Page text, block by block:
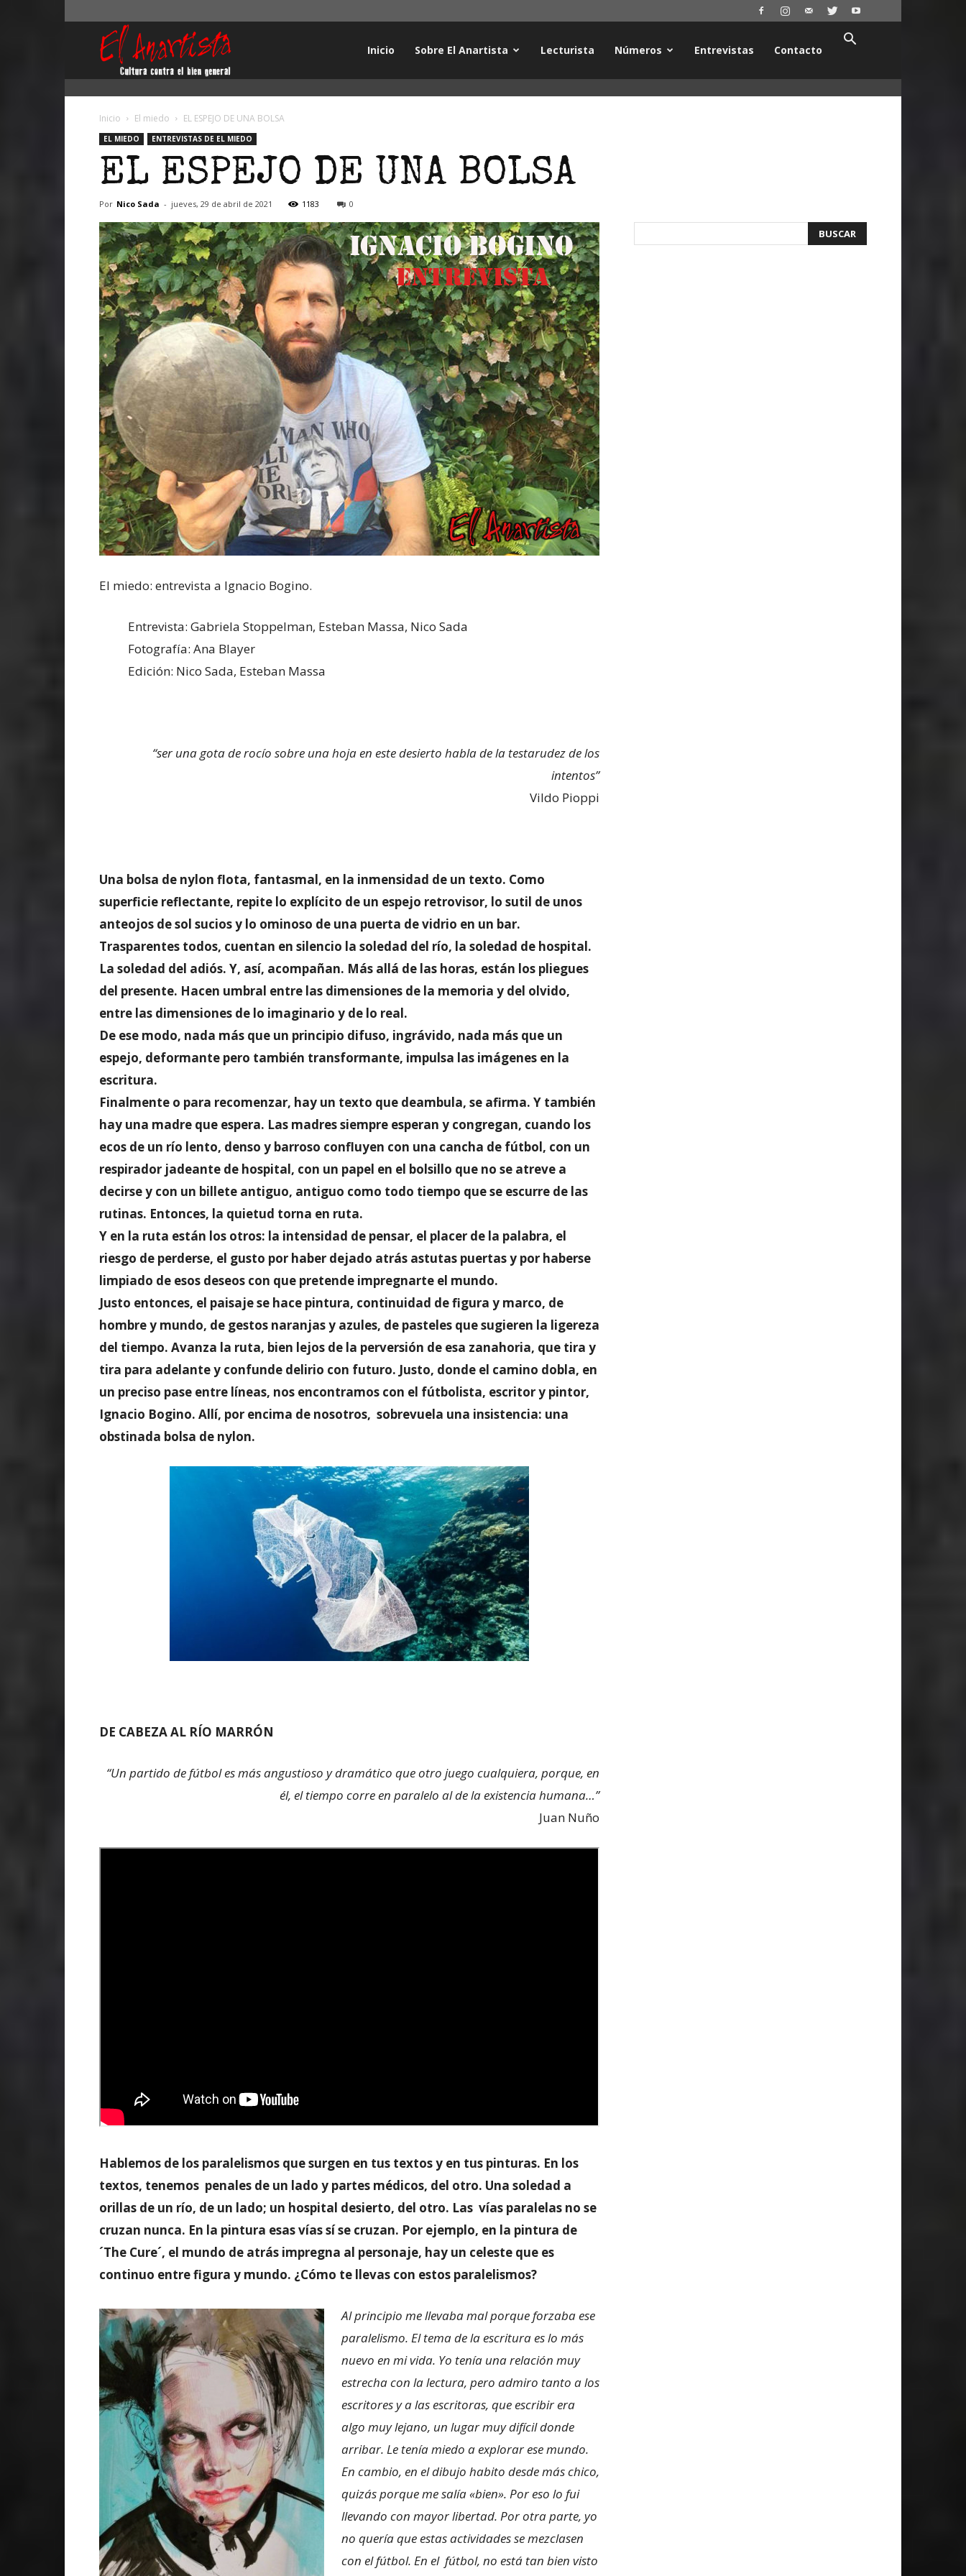
Inicio Sobre El Anartista Lecturista Números Entrevistas Contacto
Inicio El miedo EL ESPEJO DE UNA BOLSA
EL MIEDO ENTREVISTAS DE EL MIEDO
EL ESPEJO DE UNA BOLSA
Por Nico Sada - jueves, 29 de abril de 2021 1183 0
El miedo: entrevista a Ignacio Bogino.
Entrevista: Gabriela Stoppelman, Esteban Massa, Nico Sada
Fotografía: Ana Blayer
Edición: Nico Sada, Esteban Massa
“ser una gota de rocío sobre una hoja en este desierto habla de la testarudez de los
intentos”
Vildo Pioppi
Una bolsa de nylon flota, fantasmal, en la inmensidad de un texto. Como
superficie reflectante, repite lo explícito de un espejo retrovisor, lo sutil de unos
anteojos de sol sucios y lo ominoso de una puerta de vidrio en un bar.
Trasparentes todos, cuentan en silencio la soledad del río, la soledad de hospital.
La soledad del adiós. Y, así, acompañan. Más allá de las horas, están los pliegues
del presente. Hacen umbral entre las dimensiones de la memoria y del olvido,
entre las dimensiones de lo imaginario y de lo real.
De ese modo, nada más que un principio difuso, ingrávido, nada más que un
espejo, deformante pero también transformante, impulsa las imágenes en la
escritura.
Finalmente o para recomenzar, hay un texto que deambula, se afirma. Y también
hay una madre que espera. Las madres siempre esperan y congregan, cuando los
ecos de un río lento, denso y barroso confluyen con una cancha de fútbol, con un
respirador jadeante de hospital, con un papel en el bolsillo que no se atreve a
decirse y con un billete antiguo, antiguo como todo tiempo que se escurre de las
rutinas. Entonces, la quietud torna en ruta.
Y en la ruta están los otros: la intensidad de pensar, el placer de la palabra, el
riesgo de perderse, el gusto por haber dejado atrás astutas puertas y por haberse
limpiado de esos deseos con que pretende impregnarte el mundo.
Justo entonces, el paisaje se hace pintura, continuidad de figura y marco, de
hombre y mundo, de gestos naranjas y azules, de pasteles que sugieren la ligereza
del tiempo. Avanza la ruta, bien lejos de la perversión de esa zanahoria, que tira y
tira para adelante y confunde delirio con futuro. Justo, donde el camino dobla, en
un preciso pase entre líneas, nos encontramos con el fútbolista, escritor y pintor,
Ignacio Bogino. Allí, por encima de nosotros, sobrevuela una insistencia: una
obstinada bolsa de nylon.
DE CABEZA AL RÍO MARRÓN
“Un partido de fútbol es más angustioso y dramático que otro juego cualquiera, porque, en
él, el tiempo corre en paralelo al de la existencia humana…”
Juan Nuño
Hablemos de los paralelismos que surgen en tus textos y en tus pinturas. En los
textos, tenemos penales de un lado y partes médicos, del otro. Una soledad a
orillas de un río, de un lado; un hospital desierto, del otro. Las vías paralelas no se
cruzan nunca. En la pintura esas vías sí se cruzan. Por ejemplo, en la pintura de
´The Cure´, el mundo de atrás impregna al personaje, hay un celeste que es
continuo entre figura y mundo. ¿Cómo te llevas con estos paralelismos?
Al principio me llevaba mal porque forzaba ese
paralelismo. El tema de la escritura es lo más
nuevo en mi vida. Yo tenía una relación muy
estrecha con la lectura, pero admiro tanto a los
escritores y a las escritoras, que escribir era
algo muy lejano, un lugar muy difícil donde
arribar. Le tenía miedo a explorar ese mundo.
En cambio, en el dibujo habito desde más chico,
quizás porque me salía «bien». Por eso lo fui
llevando con mayor libertad. Por otra parte, yo
no quería que estas actividades se mezclasen
con el fútbol. En el fútbol, no está tan bien visto